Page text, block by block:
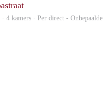
· 4 kamers · Per direct -